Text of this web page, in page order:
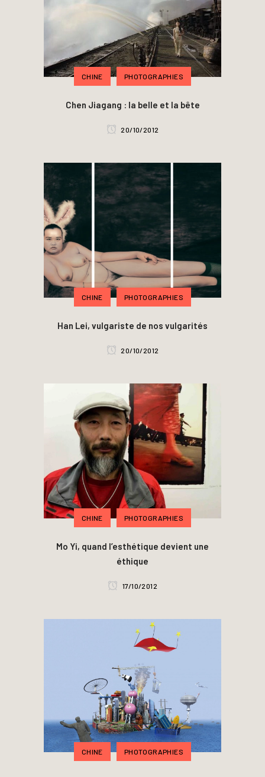
CHINE PHOTOGRAPHIES
Chen Jiagang : la belle et la bête
20/10/2012
CHINE PHOTOGRAPHIES
Han Lei, vulgariste de nos vulgarités
20/10/2012
CHINE PHOTOGRAPHIES
Mo Yi, quand l’esthétique devient une
éthique
17/10/2012
CHINE PHOTOGRAPHIES